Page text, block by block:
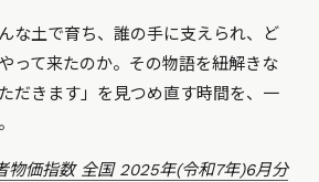
な土で育ち、誰の手に支えられ、ど
って来たのか。その物語を紐解きな
だきます」を見つめ直す時間を、一
物価指数 全国 2025年(令和7年)6月分